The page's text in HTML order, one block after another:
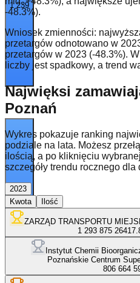
1 239
1 114
-48.3%).
Wniosek zmienności:
przetargów odnotowano w
przetargów w 2023 (-48.3%).
liczby jest spadkowy, a trend
Najwięksi
Poznań
Wykres pokazuje ranking
podziale na lata. Możesz
ilością, a po kliknięciu
szczegóły trendu rocznego
2023
Kwota
Ilość
ZARZĄD TRANSPORTU
1 293 875 264
Instytut Chemii
Poznańskie Centrum
806 664